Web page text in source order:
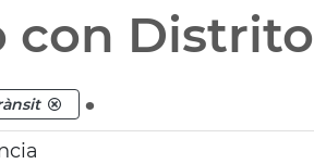
con Distrito
.